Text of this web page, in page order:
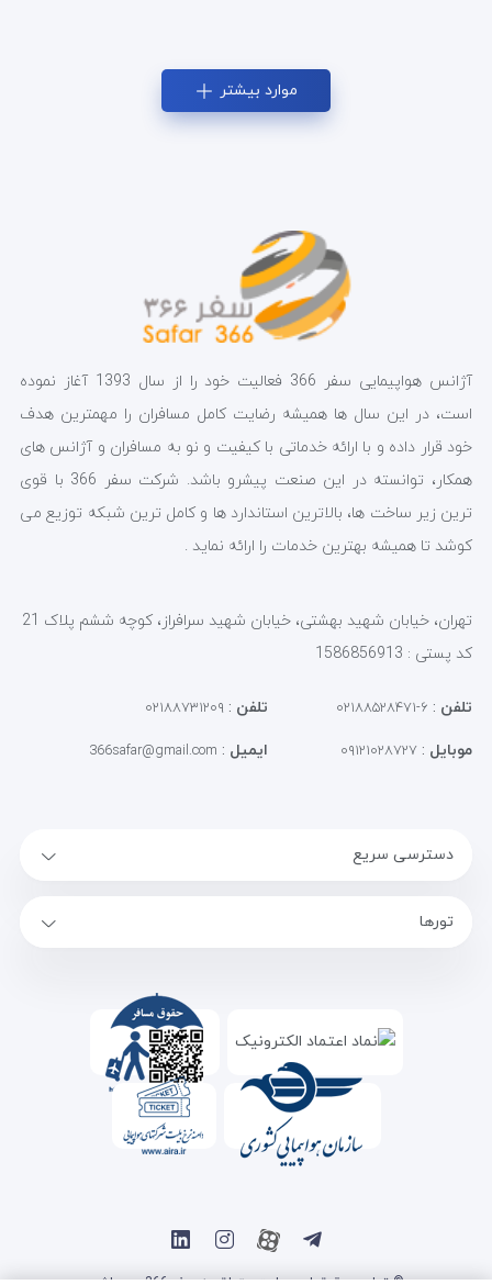
موارد بیشتر
آژانس هواپیمایی سفر 366 فعالیت خود را از سال 1393 آغاز نموده
است، در این سال ها همیشه رضایت کامل مسافران را مهمترین هدف
خود قرار داده و با ارائه خدماتی با کیفیت و نو به مسافران و آژانس های
همکار، توانسته در این صنعت پیشرو باشد. شرکت سفر 366 با قوی
ترین زیر ساخت ها، بالاترین استاندارد ها و کامل ترین شبکه توزیع می
کوشد تا همیشه بهترین خدمات را ارائه نماید .
تهران، خیابان شهید بهشتی، خیابان شهید سرافراز، کوچه ششم پلاک 21
کد پستی : 1586856913
تلفن : ۶-۰۲۱۸۸۵۲۸۴۷۱ تلفن : ۰۲۱۸۸۷۳۱۲۰۹
موبایل : ۰۹۱۲۱۰۲۸۷۲۷ ایمیل :
366safar@gmail.com
دسترسی سریع
تورها